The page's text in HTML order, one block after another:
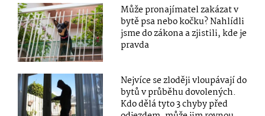
Může pronajímatel zakázat v
bytě psa nebo kočku? Nahlídli
jsme do zákona a zjistili, kde je
pravda
Nejvíce se zloději vloupávají do
bytů v průběhu dovolených.
Kdo dělá tyto 3 chyby před